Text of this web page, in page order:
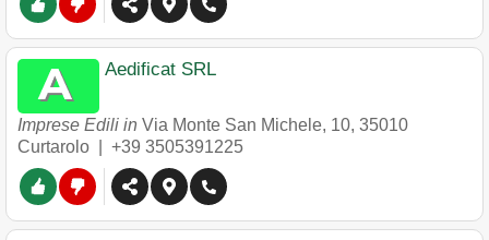
Aedificat SRL
Imprese Edili in Via Monte San Michele, 10, 35010
Curtarolo
+39 3505391225